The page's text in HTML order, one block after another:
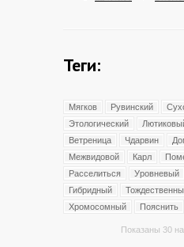
Теги:
Мягков Рувинский
Этологический
Ветреница
Чдарвин
Межвидовой
Карл
Расселиться
Уровневый
Гибридный
Хромосомный
Пояснить
Показаны 30